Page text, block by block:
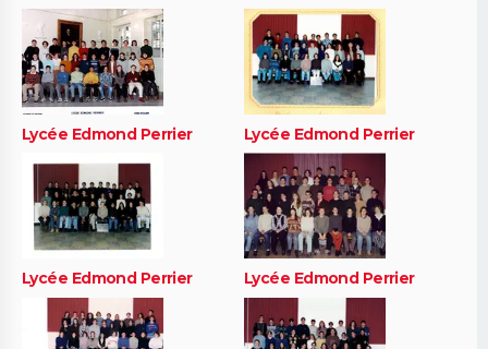
Lycée Edmond Perrier Lycée Edmond Perrier
Lycée Edmond Perrier Lycée Edmond Perrier